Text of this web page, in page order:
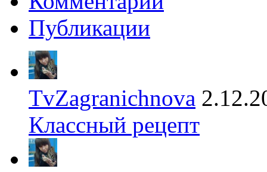
Публикации
TvZagranichnova
Классный рецепт